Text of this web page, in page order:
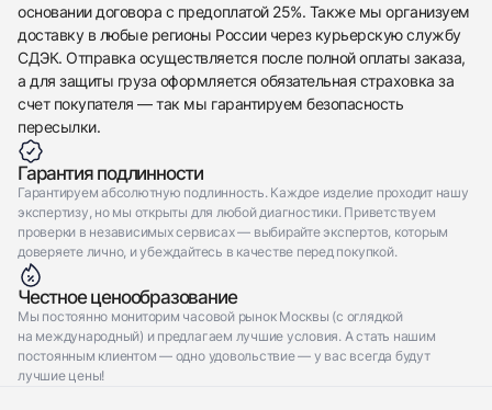
основании договора с предоплатой 25%. Также мы организуем
доставку в любые регионы России через курьерскую службу
СДЭК. Отправка осуществляется после полной оплаты заказа,
а для защиты груза оформляется обязательная страховка за
счет покупателя — так мы гарантируем безопасность
пересылки.
Гарантия подлинности
Гарантируем абсолютную подлинность. Каждое изделие проходит нашу
экспертизу, но мы открыты для любой диагностики. Приветствуем
проверки в независимых сервисах — выбирайте экспертов, которым
доверяете лично, и убеждайтесь в качестве перед покупкой.
Честное ценообразование
Мы постоянно мониторим часовой рынок Москвы (с оглядкой
на международный) и предлагаем лучшие условия. А стать нашим
постоянным клиентом — одно удовольствие — у вас всегда будут
лучшие цены!